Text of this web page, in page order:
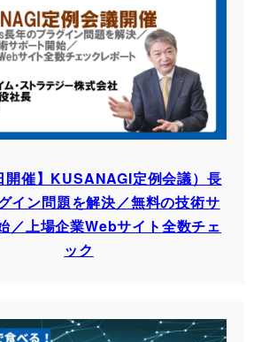
開催】KUSANAGI定例会議）長
イン問題を解決／無料の技術サ
／上場企業Webサイト全数チェ
ック